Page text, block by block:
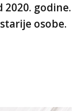
godine.
osobe.